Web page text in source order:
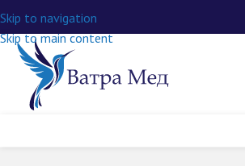
Skip to navigation
Skip to main content